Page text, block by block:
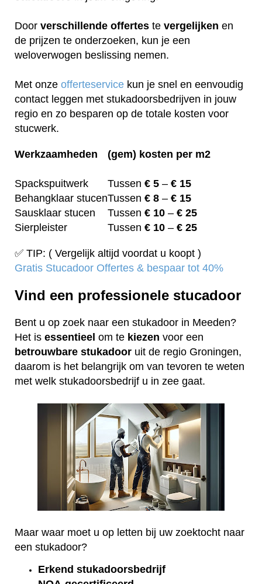
Door verschillende offertes te vergelijken en
de prijzen te onderzoeken, kun je een
weloverwogen beslissing nemen.
Met onze offerteservice kun je snel en eenvoudig
contact leggen met stukadoorsbedrijven in jouw
regio en zo besparen op de totale kosten voor
stucwerk.
Werkzaamheden (gem) kosten per m2
Spackspuitwerk Tussen € 5 – € 15
Behangklaar stucenTussen € 8 – € 15
Sausklaar stucen
Tussen € 10 – € 25
Sierpleister
Tussen € 10 – € 25
✅ TIP: ( Vergelijk altijd voordat u koopt )
Gratis Stucadoor Offertes & bespaar tot 40%
Vind een professionele stucadoor
Bent u op zoek naar een stukadoor in Meeden?
Het is essentieel om te kiezen voor een
betrouwbare stukadoor uit de regio Groningen,
daarom is het belangrijk om van tevoren te weten
met welk stukadoorsbedrijf u in zee gaat.
Maar waar moet u op letten bij uw zoektocht naar
een stukadoor?
Erkend stukadoorsbedrijf